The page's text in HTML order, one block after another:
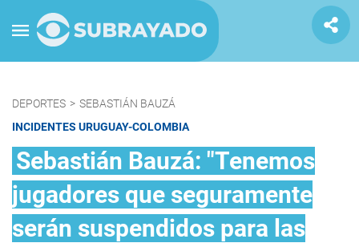
DEPORTES > SEBASTIÁN BAUZÁ
INCIDENTES URUGUAY-COLOMBIA
Sebastián Bauzá: "Tenemos
jugadores que seguramente
serán suspendidos para las